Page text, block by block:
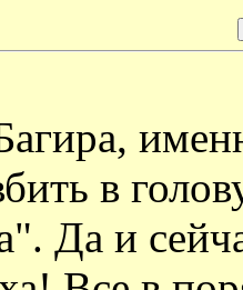
в
Да и